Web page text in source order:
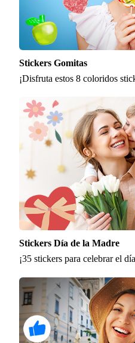
Stickers Gomitas
¡Disfruta estos 8 coloridos
Stickers Día de la Madre
¡35 stickers para celebrar el